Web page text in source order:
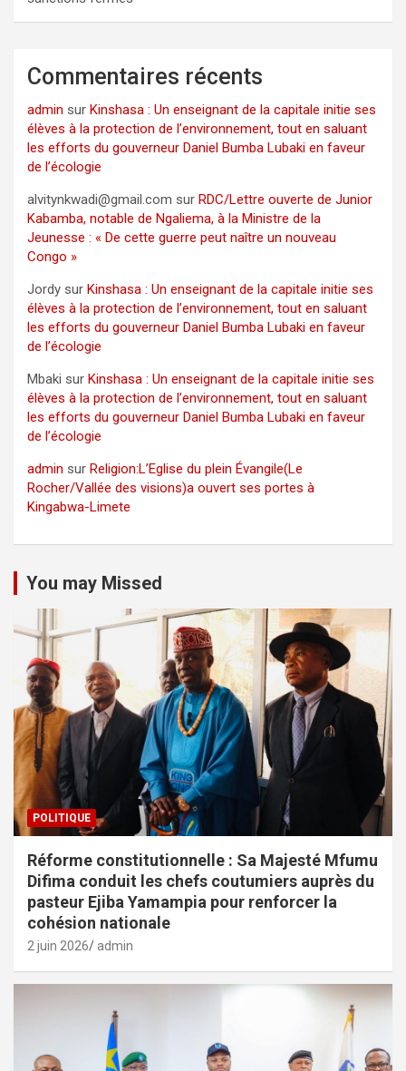
Commentaires récents
admin sur Kinshasa : Un enseignant de la capitale initie ses
élèves à la protection de l’environnement, tout en saluant
les efforts du gouverneur Daniel Bumba Lubaki en faveur
de l’écologie
alvitynkwadi@gmail.com sur RDC/Lettre ouverte de Junior
Kabamba, notable de Ngaliema, à la Ministre de la
Jeunesse : « De cette guerre peut naître un nouveau
Congo »
Jordy sur Kinshasa : Un enseignant de la capitale initie ses
élèves à la protection de l’environnement, tout en saluant
les efforts du gouverneur Daniel Bumba Lubaki en faveur
de l’écologie
Mbaki sur Kinshasa : Un enseignant de la capitale initie ses
élèves à la protection de l’environnement, tout en saluant
les efforts du gouverneur Daniel Bumba Lubaki en faveur
de l’écologie
admin sur Religion:L’Eglise du plein Évangile(Le
Rocher/Vallée des visions)a ouvert ses portes à
Kingabwa-Limete
You may Missed
POLITIQUE
Réforme constitutionnelle : Sa Majesté Mfumu
Difima conduit les chefs coutumiers auprès du
pasteur Ejiba Yamampia pour renforcer la
cohésion nationale
2 juin 2026 admin